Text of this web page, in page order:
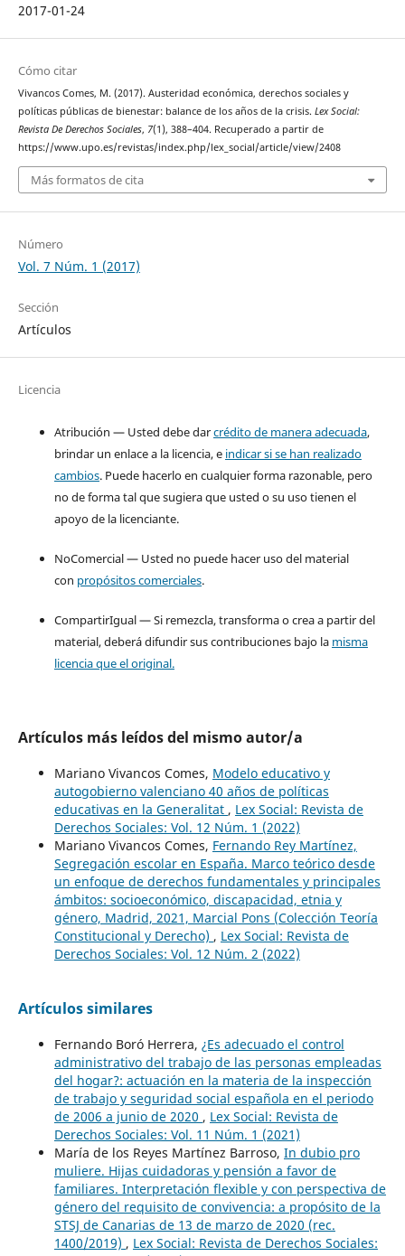
2017-01-24
Cómo citar
Vivancos Comes, M. (2017). Austeridad económica, derechos sociales y
políticas públicas de bienestar: balance de los años de la crisis. Lex Social:
Revista De Derechos Sociales, 7(1), 388–404. Recuperado a partir de
https://www.upo.es/revistas/index.php/lex_social/article/view/2408
Más formatos de cita
Número
Vol. 7 Núm. 1 (2017)
Sección
Artículos
Licencia
Atribución — Usted debe darcrédito de manera adecuada,
brindar un enlace a la licencia, e indicar si se han realizado
cambios. Puede hacerlo en cualquier forma razonable, pero
no de forma tal que sugiera que usted o su uso tienen el
apoyo de la licenciante.
NoComercial — Usted no puede hacer uso del material
con propósitos comerciales.
CompartirIgual — Si remezcla, transforma o crea a partir del
material, deberá difundir sus contribuciones bajo la misma
licencia que el original.
Artículos más leídos del mismo autor/a
Mariano Vivancos Comes, Modelo educativo y
autogobierno valenciano 40 años de políticas
educativas en la Generalitat , Lex Social: Revista de
Derechos Sociales: Vol. 12 Núm. 1 (2022)
Mariano Vivancos Comes, Fernando Rey Martínez,
Segregación escolar en España. Marco teórico desde
un enfoque de derechos fundamentales y principales
ámbitos: socioeconómico, discapacidad, etnia y
género, Madrid, 2021, Marcial Pons (Colección Teoría
Constitucional y Derecho) , Lex Social: Revista de
Derechos Sociales: Vol. 12 Núm. 2 (2022)
Artículos similares
Fernando Boró Herrera, ¿Es adecuado el control
administrativo del trabajo de las personas empleadas
del hogar?: actuación en la materia de la inspección
de trabajo y seguridad social española en el periodo
de 2006 a junio de 2020 , Lex Social: Revista de
Derechos Sociales: Vol. 11 Núm. 1 (2021)
María de los Reyes Martínez Barroso, In dubio pro
muliere. Hijas cuidadoras y pensión a favor de
familiares. Interpretación flexible y con perspectiva de
género del requisito de convivencia: a propósito de la
STSJ de Canarias de 13 de marzo de 2020 (rec.
1400/2019) , Lex Social: Revista de Derechos Sociales: